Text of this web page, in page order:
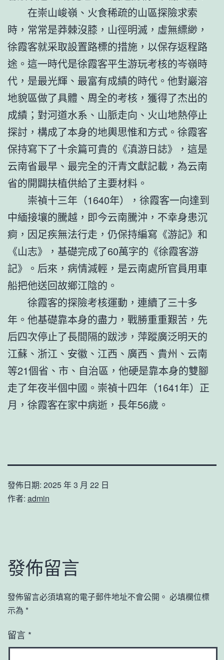
在崇山峻嶺、火食稀疏的山區探險求索
時，常常是莽棘沒膝，山徑明滅，虛無縹緲，
徐霞客就采取設置路標的措施，以保存返程路
途。這一時代是徐霞客平生游玩考核的岑嶺時
代，是最光輝、最富有成績的時代。他對巖溶
地貌區做了具體、周全的考核，獲得了杰出的
成績；對河道水系、山脈走向、火山地熱停止
探討，構成了本身的地輿思惟和方式。徐霞客
保持寫下了十余篇可貴的《滇游日誌》，這是
云南省最早、最完全的汗青文獻記載，為云南
省的開闢扶植供給了主要材料。
崇禎十三年（1640年），徐霞客一向達到
中緬接壤的騰越，即今云南騰沖，不幸身患沉
痾，因足疾無法行走，仍保持編寫《游記》和
《山志》，基礎完成了60萬字的《徐霞客游
記》。后來，病情減輕，是云南處所官員用車
船把他送回故鄉江陰的。
徐霞客的探險考核運動，連續了三十多
年。他基礎靠本身的盡力，戰勝重重艱苦，先
后四次停止了長間隔的跋涉，萍蹤廣泛明天的
江蘇、浙江、安徽、江西、廣西、貴州、云南
等21個省、市、自治區，他硬是靠本身的雙腳
走了年夜半個中國。崇禎十四年（1641年）正
月，徐霞客在家中病逝，長年56歲。
發佈日期: 2025 年 3 月 22 日
作者: admin
發佈留言
發佈留言必須填寫的電子郵件地址不會公開。 必填欄位標
示為 *
留言 *